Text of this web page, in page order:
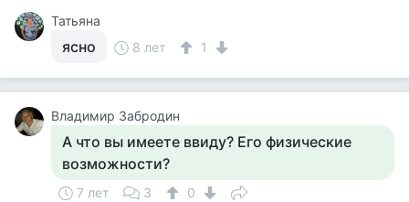
Татьяна
ясно 8 лет 1
Владимир Забродин
А что вы имеете ввиду? Его физические
возможности?
7 лет 3
0